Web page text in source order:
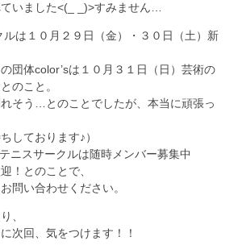
いました<(_ _)>すみません…
ルは１０月２９日（金）・３０日（土）新
団体color’sは１０月３１日（日）芸術の
のこと。
そう…とのことでしたが、本当に頑張っ
しております♪）
ニスサークルは随時メンバー募集中
！とのことで、
問い合わせください。
、
次回、気をつけます！！